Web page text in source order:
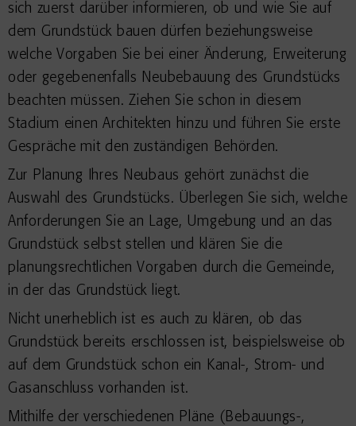
sich zuerst darüber informieren, ob und wie Sie auf
dem Grundstück bauen dürfen beziehungsweise
welche Vorgaben Sie bei einer Änderung, Erweiterung
oder gegebenenfalls Neubebauung des Grundstücks
beachten müssen. Ziehen Sie schon in diesem
Stadium einen Architekten hinzu und führen Sie erste
Gespräche mit den zuständigen Behörden.
Zur Planung Ihres Neubaus gehört zunächst die
Auswahl des Grundstücks. Überlegen Sie sich, welche
Anforderungen Sie an Lage, Umgebung und an das
Grundstück selbst stellen und klären Sie die
planungsrechtlichen Vorgaben durch die Gemeinde,
in der das Grundstück liegt.
Nicht unerheblich ist es auch zu klären, ob das
Grundstück bereits erschlossen ist, beispielsweise ob
auf dem Grundstück schon ein Kanal-, Strom- und
Gasanschluss vorhanden ist.
Mithilfe der verschiedenen Pläne (Bebauungs-,